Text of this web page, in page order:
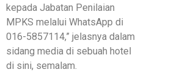
kepada Jabatan Penilaian
MPKS melalui WhatsApp di
016-5857114,” jelasnya dalam
sidang media di sebuah hotel
di sini, semalam.